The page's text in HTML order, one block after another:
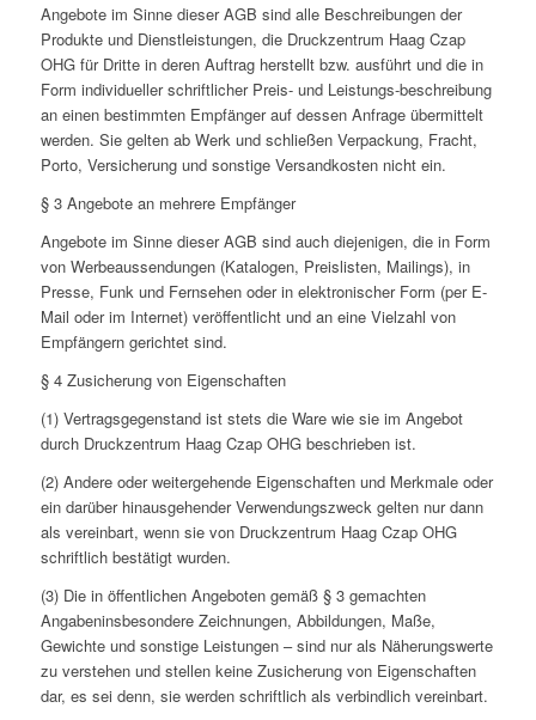
Angebote im Sinne dieser AGB sind alle Beschreibungen der
Produkte und Dienstleistungen, die Druckzentrum Haag Czap
OHG für Dritte in deren Auftrag herstellt bzw. ausführt und die in
Form individueller schriftlicher Preis- und Leistungs-beschreibung
an einen bestimmten Empfänger auf dessen Anfrage übermittelt
werden. Sie gelten ab Werk und schließen Verpackung, Fracht,
Porto, Versicherung und sonstige Versandkosten nicht ein.
§ 3 Angebote an mehrere Empfänger
Angebote im Sinne dieser AGB sind auch diejenigen, die in Form
von Werbeaussendungen (Katalogen, Preislisten, Mailings), in
Presse, Funk und Fernsehen oder in elektronischer Form (per E-
Mail oder im Internet) veröffentlicht und an eine Vielzahl von
Empfängern gerichtet sind.
§ 4 Zusicherung von Eigenschaften
(1) Vertragsgegenstand ist stets die Ware wie sie im Angebot
durch Druckzentrum Haag Czap OHG beschrieben ist.
(2) Andere oder weitergehende Eigenschaften und Merkmale oder
ein darüber hinausgehender Verwendungszweck gelten nur dann
als vereinbart, wenn sie von Druckzentrum Haag Czap OHG
schriftlich bestätigt wurden.
(3) Die in öffentlichen Angeboten gemäß § 3 gemachten
Angabeninsbesondere Zeichnungen, Abbildungen, Maße,
Gewichte und sonstige Leistungen – sind nur als Näherungswerte
zu verstehen und stellen keine Zusicherung von Eigenschaften
dar, es sei denn, sie werden schriftlich als verbindlich vereinbart.